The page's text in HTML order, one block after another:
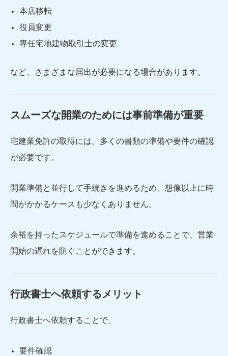
本店移転
役員変更
専任宅地建物取引士の変更
など、さまざまな届出が必要になる場合があります。
スムーズな開業のためには事前準備が重要
宅建業免許の取得には、多くの書類の準備や要件の確認
が必要です。
開業準備と並行して手続きを進めるため、想像以上に時
間がかかるケースも少なくありません。
余裕を持ったスケジュールで準備を進めることで、営業
開始の遅れを防ぐことができます。
行政書士へ依頼するメリット
行政書士へ依頼することで、
要件確認